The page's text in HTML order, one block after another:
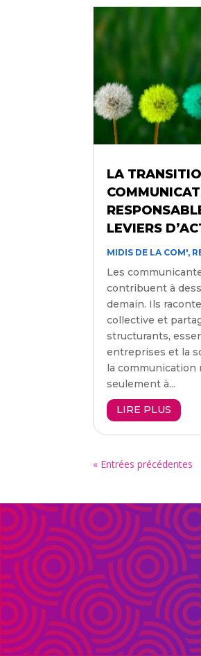
LA
LEVIERS
MIDIS DE LA COM',
Les
contribuent à
demain. Ils
collective et
structurants,
entreprises et la
la communication
seulement à...
LIRE PLUS
« Entrées précédentes